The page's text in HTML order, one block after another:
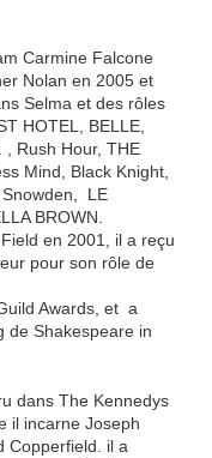
Carmine Falcone
Nolan en 2005 et
Selma et des rôles
HOTEL, BELLE,
, Rush Hour, THE
Mind, Black Knight,
Snowden, LE
BROWN.
en 2001, il a reçu
pour son rôle de
Awards, et a
de Shakespeare in
dans The Kennedys
il incarne Joseph
Copperfield. il a